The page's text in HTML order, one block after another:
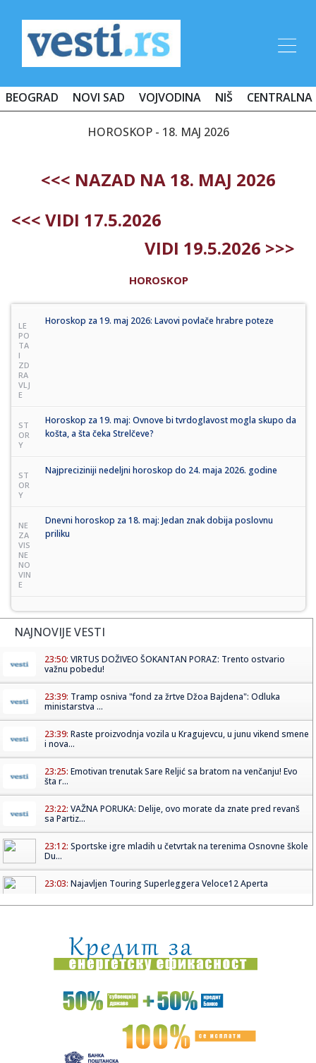
BEOGRAD NOVI SAD VOJVODINA NIŠ CENTRALNA
HOROSKOP - 18. MAJ 2026
<<< NAZAD NA 18. MAJ 2026
<<< VIDI 17.5.2026
VIDI 19.5.2026 >>>
HOROSKOP
LE
PO
TA
I
ZD
RA
VLJ
E
Horoskop za 19. maj 2026: Lavovi povlače hrabre poteze
ST
OR
Y
Horoskop za 19. maj: Ovnove bi tvrdoglavost mogla skupo da
košta, a šta čeka Strelčeve?
ST
OR
Y
Najpreciziniji nedeljni horoskop do 24. maja 2026. godine
NE
ZA
VIS
NE
NO
VIN
E
Dnevni horoskop za 18. maj: Jedan znak dobija poslovnu
priliku
NAJNOVIJE VESTI
23:50: VIRTUS DOŽIVEO ŠOKANTAN PORAZ: Trento ostvario
važnu pobedu!
23:39: Tramp osniva "fond za žrtve Džoa Bajdena": Odluka
ministarstva ...
23:39: Raste proizvodnja vozila u Kragujevcu, u junu vikend smene
i nova...
23:25: Emotivan trenutak Sare Reljić sa bratom na venčanju! Evo
šta r...
23:22: VAŽNA PORUKA: Delije, ovo morate da znate pred revanš
sa Partiz...
23:12: Sportske igre mladih u četvrtak na terenima Osnovne škole
Du...
23:03: Najavljen Touring Superleggera Veloce12 Aperta
23:01:Arsenal poslije 22 godine ponovo šampion Engleske
23:01:Monolord objavio novu pjesmu sa legendom death metala
(VIDEO)
Tri zabavna načina da usporite starenje mozga